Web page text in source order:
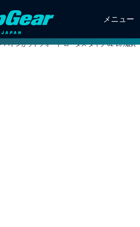
メニュー
バトンがラドフォード ロータス タイプ 62-2の最終